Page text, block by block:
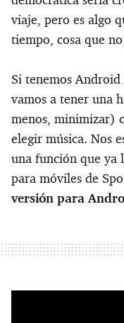
viaje, pero es algo
tiempo, cosa que
Si tenemos
vamos a tener una
menos, minimizar)
elegir música. Nos
una función que ya
para móviles de
versión para